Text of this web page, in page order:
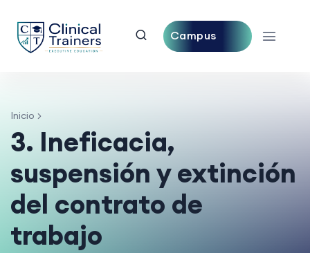
Campus
Inicio
3. Ineficacia,
suspensión y extinción
del contrato de
trabajo